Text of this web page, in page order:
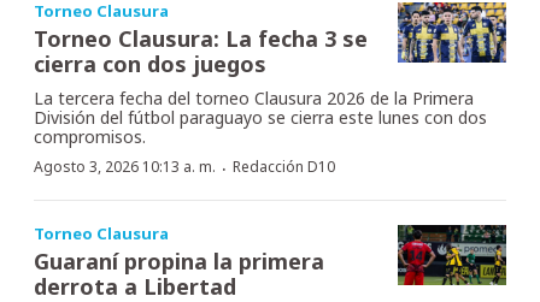
Torneo Clausura
Torneo Clausura: La fecha 3 se
cierra con dos juegos
La tercera fecha del torneo Clausura 2026 de la Primera
División del fútbol paraguayo se cierra este lunes con dos
compromisos.
Agosto 3, 2026 10:13 a. m. · Redacción D10
Torneo Clausura
Guaraní propina la primera
derrota a Libertad